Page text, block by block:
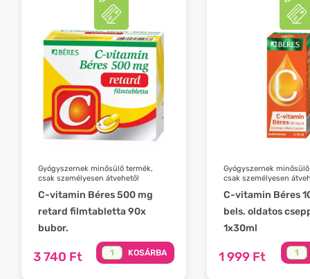
Gyógyszernek minősülő termék,
csak személyesen átvehető!
C-vitamin Béres 500 mg
retard filmtabletta 90x
bubor.
3 740 Ft KOSÁRBA
Gyógyszernek
csak személyesen
C-vitamin Béres
bels. oldatos
1x30ml
1 999 Ft